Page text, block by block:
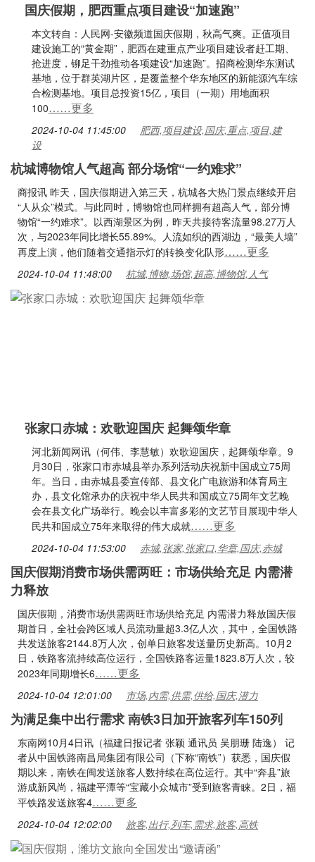
国庆假期，肥西重点项目建设“加速跑”
本文转自：人民网-安徽频道国庆假期，秋高气爽。正值项目
建设施工的“黄金期”，肥西在建重点产业项目建设者赶工期、
抢进度，铆足干劲推动各项建设“加速跑”。招商检测华东测试
基地，位于群英湖片区，是覆盖整个华东地区的新能源汽车综
合检测基地。项目总投资15亿，项目（一期）用地面积
100……更多
2024-10-04 11:45:00
肥西,项目建设,国庆,重点,项目,建
设
杭城博物馆人气超高 部分场馆“一约难求”
商报讯 昨天，国庆假期进入第三天，杭城各大热门景点继续开启
“人从众”模式。与此同时，博物馆也同样拥有超高人气，部分博
物馆“一约难求”。以西湖景区为例，昨天共接待客流量98.27万人
次，与2023年同比增长55.89%。人流如织的西湖边，“最美人墙”
再度上演，他们随着交通指示灯的转换变化队形……更多
2024-10-04 11:48:00 杭城,博物,场馆,超高,博物馆,人气
张家口赤城：欢歌迎国庆 起舞颂华章
河北新闻网讯（何伟、李慧敏）欢歌迎国庆，起舞颂华章。9
月30日，张家口市赤城县举办系列活动庆祝新中国成立75周
年。当日，由赤城县委宣传部、县文化广电旅游和体育局主
办，县文化馆承办的庆祝中华人民共和国成立75周年文艺晚
会在县文化广场举行。晚会以丰富多彩的文艺节目展现中华人
民共和国成立75年来取得的伟大成就……更多
2024-10-04 11:53:00 赤城,张家,张家口,华章,国庆,赤城
国庆假期消费市场供需两旺：市场供给充足 内需潜
力释放
国庆假期，消费市场供需两旺市场供给充足 内需潜力释放国庆假
期首日，全社会跨区域人员流动量超3.3亿人次，其中，全国铁路
共发送旅客2144.8万人次，创单日旅客发送量历史新高。10月2
日，铁路客流持续高位运行，全国铁路客运量1823.8万人次，较
2023年同期增长6……更多
2024-10-04 12:01:00 市场,内需,供需,供给,国庆,潜力
为满足集中出行需求 南铁3日加开旅客列车150列
东南网10月4日讯（福建日报记者 张颖 通讯员 吴朋珊 陆逸） 记
者从中国铁路南昌局集团有限公司（下称“南铁”）获悉，国庆假
期以来，南铁在闽发送旅客人数持续在高位运行。其中“奔县”旅
游成新风尚，福建平潭等“宝藏小众城市”受到旅客青睐。2日，福
平铁路发送旅客4……更多
2024-10-04 12:02:00 旅客,出行,列车,需求,旅客,高铁